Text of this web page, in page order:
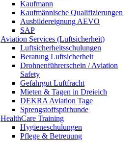
Kaufmann
Kaufmännische Qualifizierungen
Ausbildereignung AEVO
SAP
Aviation Services (Luftsicherheit)
Luftsicherheitsschulungen
Beratung Luftsicherheit
Drohnenführerschein / Aviation
Safety
Gefahrgut Luftfracht
Mieten & Tagen in Dreieich
DEKRA Aviation Tage
Sprengstoffspürhunde
HealthCare Training
Hygieneschulungen
Pflege & Betreuung